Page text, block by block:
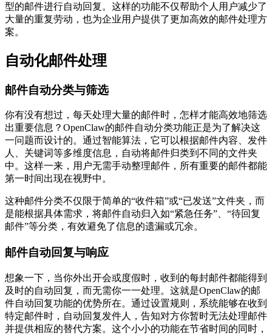
型的邮件进行自动回复。这样的功能不仅帮助个人用户减少了
大量的重复劳动，也为企业用户提供了更加高效的邮件处理方
案。
自动化邮件处理
邮件自动分类与筛选
你有没有想过，每天处理大量的邮件时，怎样才能高效地筛选
出重要信息？OpenClaw的邮件自动分类功能正是为了解决这
一问题而设计的。通过智能算法，它可以根据邮件内容、发件
人、关键词等多维度信息，自动将邮件归类到不同的文件夹
中。这样一来，用户无需手动整理邮件，所有重要的邮件都能
第一时间出现在视野中。
这种邮件分类不仅限于简单的“收件箱”或“已发送”文件夹，而
是能根据具体需求，将邮件自动归入如“紧急任务”、“待回复
邮件”等分类，有效避免了信息的遗漏或冗余。
邮件自动回复与响应
想象一下，当你外出开会或度假时，收到的每封邮件都能得到
及时的自动回复，而无需你一一处理。这就是OpenClaw的邮
件自动回复功能的优势所在。通过设置规则，系统能够在收到
特定邮件时，自动回复发件人，告知对方你暂时无法处理邮件
并提供相应的替代方案。这个小小的功能在节省时间的同时，